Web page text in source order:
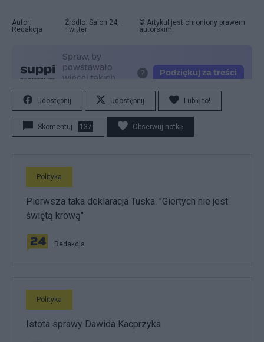
Autor:
Redakcja
Źródło: Salon 24,
Twitter
© Artykuł jest chroniony prawem
autorskim.
Udostępnij Udostępnij Lubię to!
Skomentuj 137 Obserwuj notkę
Polityka
Pierwsza taka deklaracja Tuska. "Giertych nie jest
świętą krową"
Redakcja
Polityka
Istota sprawy Dawida Kacprzyka